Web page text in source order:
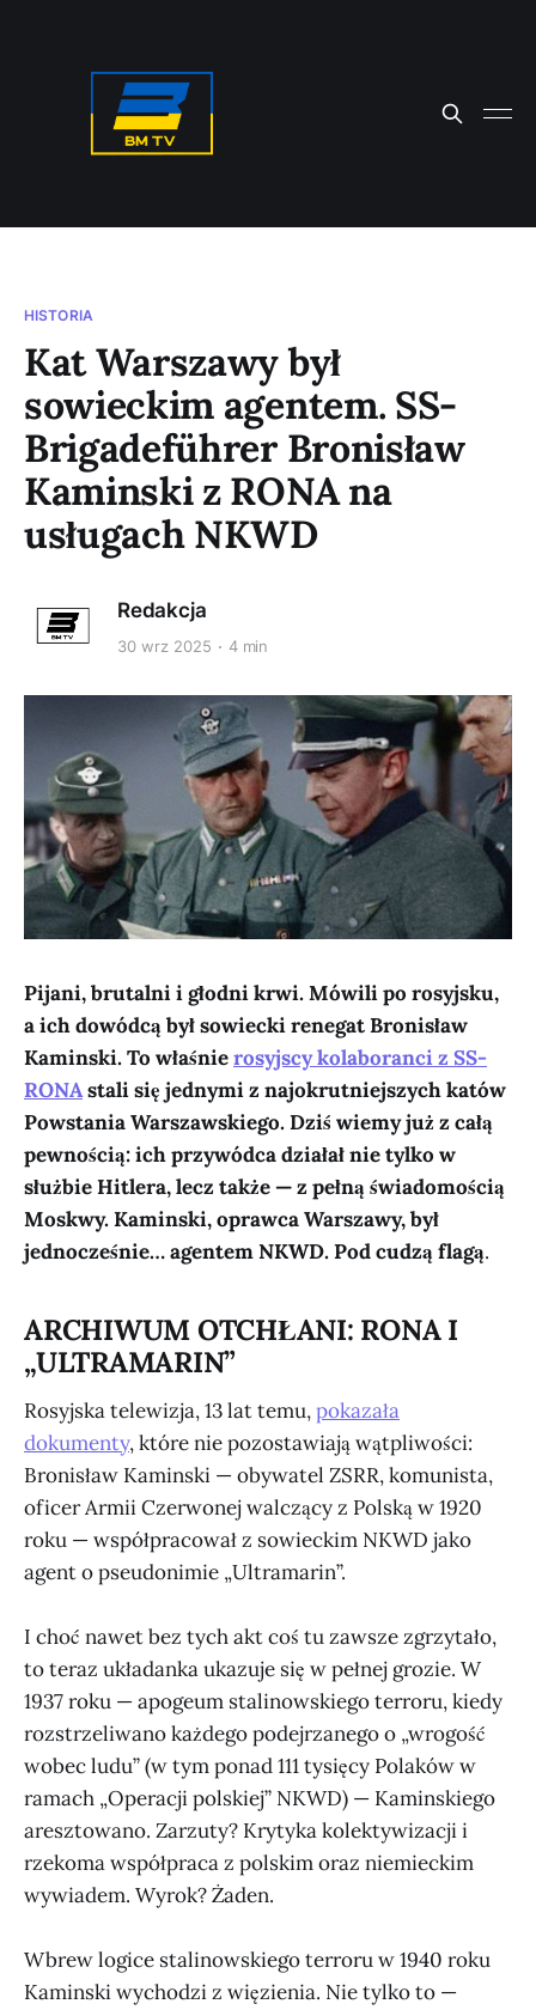
HISTORIA
Kat Warszawy był
sowieckim agentem. SS-
Brigadeführer Bronisław
Kaminski z RONA na
usługach NKWD
Redakcja
30 wrz 2025 4 min
Pijani, brutalni i głodni krwi. Mówili po rosyjsku,
a ich dowódcą był sowiecki renegat Bronisław
Kaminski. To właśnierosyjscy kolaboranci z SS-
RONAstali się jednymi z najokrutniejszych katów
Powstania Warszawskiego. Dziś wiemy już z całą
pewnością: ich przywódca działał nie tylko w
służbie Hitlera, lecz także — z pełną świadomością
Moskwy. Kaminski, oprawca Warszawy, był
jednocześnie… agentem NKWD. Pod cudzą flagą.
ARCHIWUM OTCHŁANI: RONA I
„ULTRAMARIN”
Rosyjska telewizja, 13 lat temu,pokazała
dokumenty, które nie pozostawiają wątpliwości:
Bronisław Kaminski — obywatel ZSRR, komunista,
oficer Armii Czerwonej walczący z Polską w 1920
roku — współpracował z sowieckim NKWD jako
agent o pseudonimie „Ultramarin”.
I choć nawet bez tych akt coś tu zawsze zgrzytało,
to teraz układanka ukazuje się w pełnej grozie. W
1937 roku — apogeum stalinowskiego terroru, kiedy
rozstrzeliwano każdego podejrzanego o „wrogość
wobec ludu” (w tym ponad 111 tysięcy Polaków w
ramach „Operacji polskiej” NKWD) — Kaminskiego
aresztowano. Zarzuty? Krytyka kolektywizacji i
rzekoma współpraca z polskim oraz niemieckim
wywiadem. Wyrok? Żaden.
Wbrew logice stalinowskiego terroru w 1940 roku
Kaminski wychodzi z więzienia. Nie tylko to —